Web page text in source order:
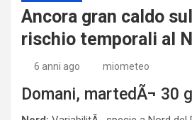
Ancora gran caldo
rischio temporali al
6 anni ago miometeo
Domani, martedÃ¬ 30